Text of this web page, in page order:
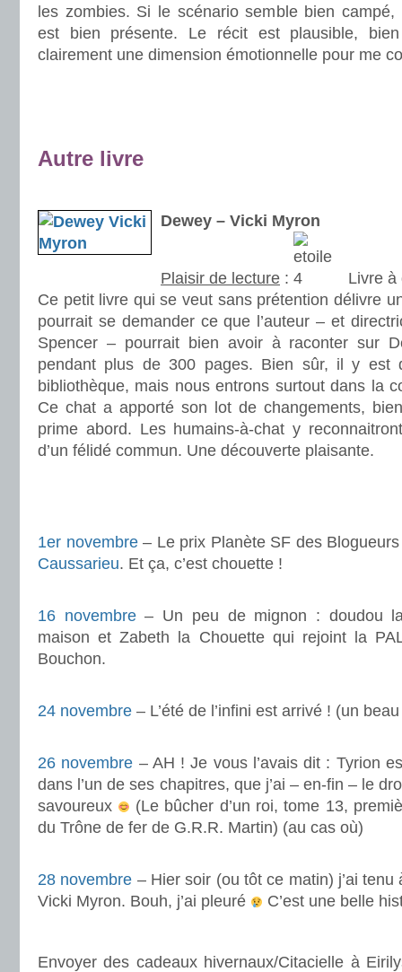
les zombies. Si le scénario semble bien campé,
est bien présente. Le récit est plausible,
clairement une dimension émotionnelle pour me
Autre livre
Dewey – Vicki Myron
Plaisir de lecture :
Livre à
Ce petit livre qui se veut sans prétention délivre
pourrait se demander ce que l’auteur – et
Spencer – pourrait bien avoir à raconter sur
pendant plus de 300 pages. Bien sûr, il y est
bibliothèque, mais nous entrons surtout dans la
Ce chat a apporté son lot de changements,
prime abord. Les humains-à-chat y
d’un félidé commun. Une découverte plaisante.
1er novembre– Le prix Planète SF des
Caussarieu. Et ça, c’est chouette !
16 novembre– Un peu de mignon : doudou
maison et Zabeth la Chouette qui rejoint la
Bouchon.
24 novembre – L’été de l’infini est arrivé ! (un
26 novembre – AH ! Je vous l’avais dit : Tyrion
dans l’un de ses chapitres, que j’ai – en-fin – le
savoureux
(Le bûcher d’un roi, tome 13,
du Trône de fer de G.R.R. Martin) (au cas où)
28 novembre – Hier soir (ou tôt ce matin) j’ai
Vicki Myron. Bouh, j’ai pleuré
C’est une belle
Envoyer des cadeaux hivernaux/Citacielle à